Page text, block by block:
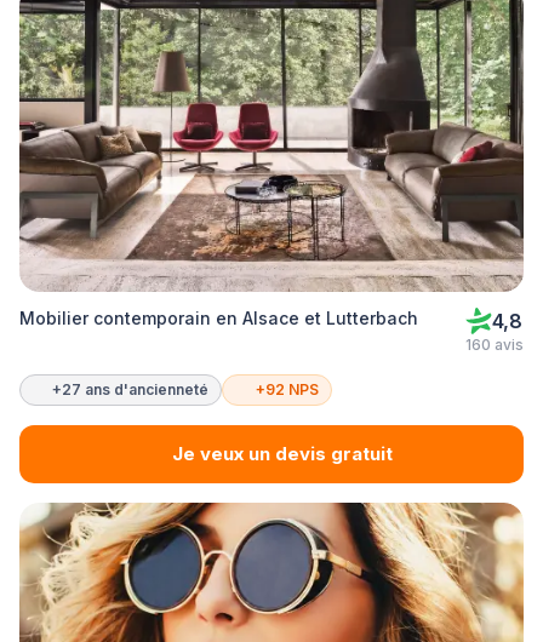
Mobilier contemporain en Alsace et Lutterbach 4,8
160 avis
+27 ans d'ancienneté +92 NPS
Je veux un devis gratuit